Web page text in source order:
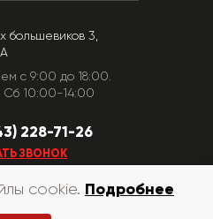
большевиков 3,
c 9:00 до 18:00.
Сб 10:00-14:00
228-71-26
ЗВОНОК
cookie. Подробнее